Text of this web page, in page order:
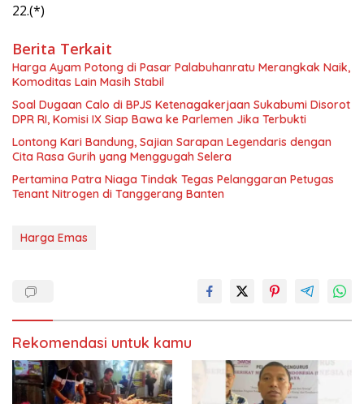
22.(*)
Berita Terkait
Harga Ayam Potong di Pasar Palabuhanratu Merangkak Naik,
Komoditas Lain Masih Stabil
Soal Dugaan Calo di BPJS Ketenagakerjaan Sukabumi Disorot
DPR RI, Komisi IX Siap Bawa ke Parlemen Jika Terbukti
Lontong Kari Bandung, Sajian Sarapan Legendaris dengan
Cita Rasa Gurih yang Menggugah Selera
Pertamina Patra Niaga Tindak Tegas Pelanggaran Petugas
Tenant Nitrogen di Tanggerang Banten
Harga Emas
Rekomendasi untuk kamu